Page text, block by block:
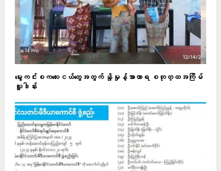
မွေးကင်းစကလေးငယ်တွေအတွက် နို့မှုန့်အာဟာရ စတုတ္ထအကြိမ်
လှူဒါန်း